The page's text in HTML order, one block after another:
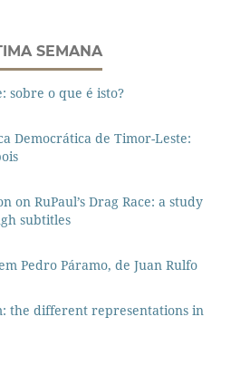
SEMANA
sobre o que é isto?
Democrática de Timor-Leste:
on RuPaul’s Drag Race: a study
subtitles
Pedro Páramo, de Juan Rulfo
the different representations in